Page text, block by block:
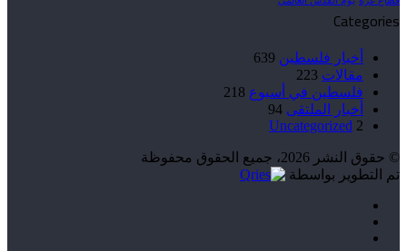
Categories
أخبار فلسطين 639
مقالات 223
فلسطين في أسبوع 218
أخبار الملتقى 94
Uncategorized 2
© حقوق النشر 2026، جميع الحقوق محفوظة
تم التطوير بواسطة